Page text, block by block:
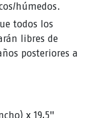
húmedos.
todos los
libres de
posteriores a
x 19,5"